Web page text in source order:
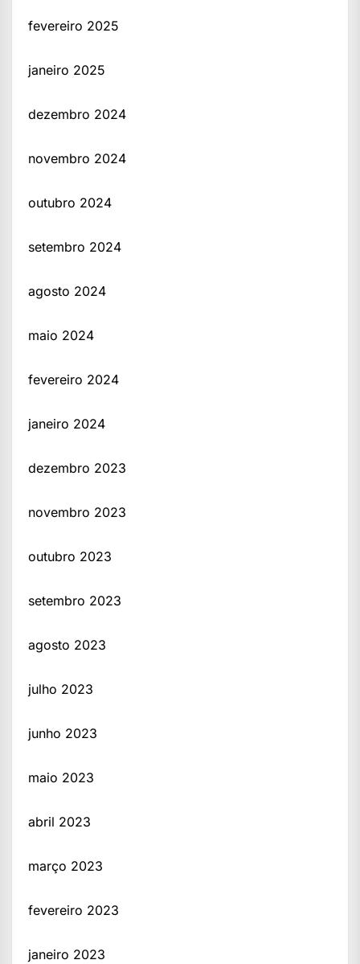
fevereiro 2025
janeiro 2025
dezembro 2024
novembro 2024
outubro 2024
setembro 2024
agosto 2024
maio 2024
fevereiro 2024
janeiro 2024
dezembro 2023
novembro 2023
outubro 2023
setembro 2023
agosto 2023
julho 2023
junho 2023
maio 2023
abril 2023
março 2023
fevereiro 2023
janeiro 2023